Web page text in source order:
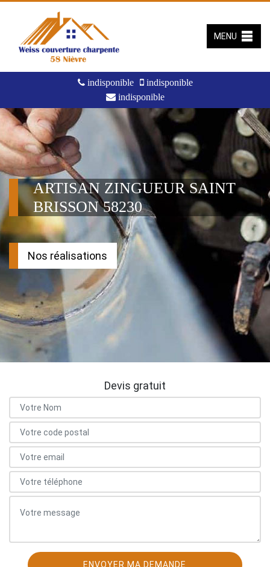
indisponible
indisponible
indisponible
MENU
ARTISAN ZINGUEUR SAINT
BRISSON 58230
Nos réalisations
Devis gratuit